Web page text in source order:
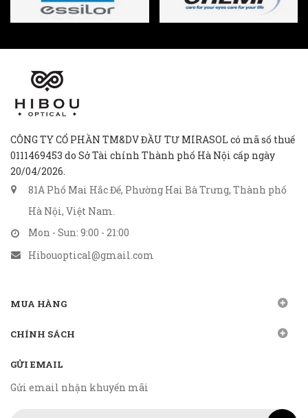
CÔNG TY CỔ PHẦN TM&DV ĐẦU TƯ MIRASOL có mã số thuế
0111469453 do Sở Tài chính Thành phố Hà Nội cấp ngày
20/04/2026.
81A Phố Mai Hắc Đế, Phường Hai Bà Trưng, Thành phố
Hà Nội, Việt Nam.
Mon - Sun: 9:00 - 21:00
Hibouoptical@gmail.com
MUA HÀNG
CHÍNH SÁCH
GỬI EMAIL
Gửi email nhận khuyến mãi